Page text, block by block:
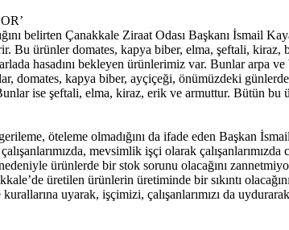
belirten Çanakkale Ziraat Odası Başkanı İsmail
Bu ürünler domates, kapya biber, elma, şeftali,
hasadını bekleyen ürünlerimiz var. Bunlar arpa
domates, kapya biber, ayçiçeği, önümüzdeki
ise şeftali, elma, kiraz, erik ve armuttur. Bütün
öteleme olmadığını da ifade eden Başkan
mevsimlik işçi olarak
ürünlerde bir stok sorunu olacağını
üretilen ürünlerin üretiminde bir sıkıntı
uyarak, işçimizi, çalışanlarımızı da